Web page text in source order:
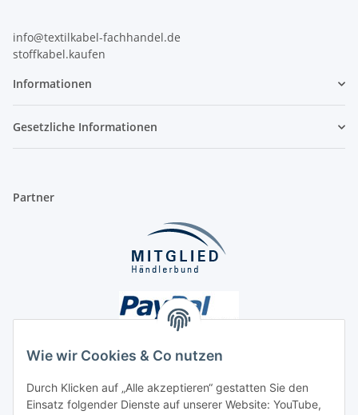
Wie wir Cookies & Co nutzen
Durch Klicken auf „Alle akzeptieren“ gestatten Sie den
Einsatz folgender Dienste auf unserer Website: YouTube,
info@textilkabel-fachhandel.de
stoffkabel.kaufen
Informationen
Gesetzliche Informationen
Partner
Unsere Seiten